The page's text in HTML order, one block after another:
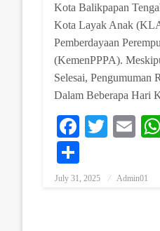
Kota Balikpapan
Kota Layak Anak
Pemberdayaan
(KemenPPPA).
Selesai, Pengumuman
Dalam Beberapa Hari
Posted On
July 31, 2025 Admin01